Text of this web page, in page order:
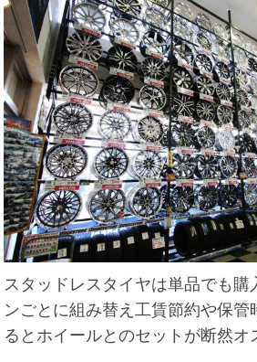
スタッドレスタイヤは単品でも
ンごとに組み替え工賃節約や保管
るとホイールとのセットが断然オ